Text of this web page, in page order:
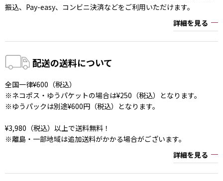
振込、Pay-easy、コンビニ決済などをご利用いただけます。
詳細を見る
配送の送料について
全国一律¥600（税込）
※ネコポス・ゆうパケットの場合は¥250（税込）となります。
※ゆうパックは別途¥600円（税込）となります。
¥3,980（税込）以上で送料無料！
※離島・一部地域は追加送料がかかる場合がございます。
詳細を見る